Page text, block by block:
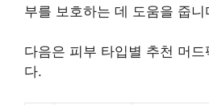
부를 보호하는 데 도움을 줍니
다음은 피부 타입별 추천 머
다.